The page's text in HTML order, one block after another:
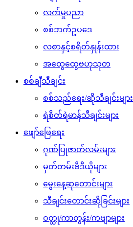
လက်မှုပညာ
စစ်ဘက်ဥပဒေ
လစာနှင့်စရိတ်နှုန်းထား
အထွေထွေဗဟုသုတ
စစ်ချီသီချင်း
စစ်သည်ရေး/ဆိုသီချင်းများ
ရဲစိတ်ရဲမာန်သီချင်းများ
ဖျော်ဖြေရေး
ဂုဏ်ပြုဇာတ်လမ်းများ
မှတ်တမ်းဗီဒီယိုများ
မွေးနေ့ဆုတောင်းများ
သီချင်းတောင်းဆိုခြင်းများ
ဝတ္ထု/ကာတွန်း/ကဗျာများ